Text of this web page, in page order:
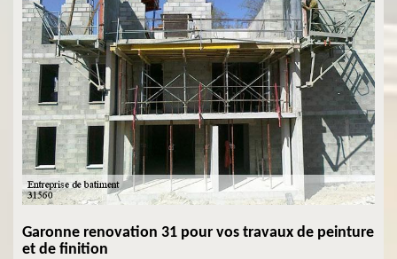
Garonne renovation 31 pour vos travaux de peinture
et de finition